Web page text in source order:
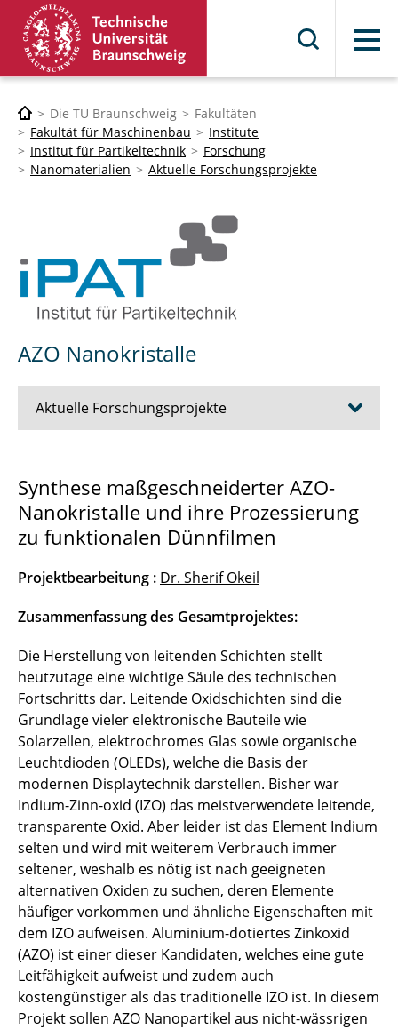
Menü
Die TU Braunschweig
Fakultäten
Fakultät für Maschinenbau
Institute
Institut für Partikeltechnik
Forschung
Nanomaterialien
Aktuelle Forschungsprojekte
AZO Nanokristalle
Aktuelle Forschungsprojekte
AZO Nanokristalle
BioNanoSPION
ESI-LIS
Gelelektrophorese – Teilprojekt des SPP 2045
Hartmagnetische Nanopartikel
Matrixadditive für den Faserverbundleichtbau
Nachhaltige Synthese und funktionale
Entwicklung biobasierter
Kohlenstoffmaterialien für
Energiespeichersysteme der nächsten
Generation
NaGa-PrinTOr
EVanBatter - Modifikation von
Kathodenmaterialien
Nanomaterialien zur Optimierung der
mechanischen Eigenschaften von
Naturfaserverbundwerkstoffen
Synthese maßgeschneiderter AZO-
Nanokristalle und ihre Prozessierung
zu funktionalen Dünnfilmen
Projektbearbeitung : Dr. Sherif Okeil
Zusammenfassung des Gesamtprojektes:
Die Herstellung von leitenden Schichten stellt
heutzutage eine wichtige Säule des technischen
Fortschritts dar. Leitende Oxidschichten sind die
Grundlage vieler elektronische Bauteile wie
Solarzellen, elektrochromes Glas sowie organische
Leuchtdioden (OLEDs), welche die Basis der
modernen Displaytechnik darstellen. Bisher war
Indium-Zinn-oxid (IZO) das meistverwendete leitende,
transparente Oxid. Aber leider ist das Element Indium
selten und wird mit weiterem Verbrauch immer
seltener, weshalb es nötig ist nach geeigneten
alternativen Oxiden zu suchen, deren Elemente
häufiger vorkommen und ähnliche Eigenschaften mit
dem IZO aufweisen. Aluminium-dotiertes Zinkoxid
(AZO) ist einer dieser Kandidaten, welches eine gute
Leitfähigkeit aufweist und zudem auch
kostengünstiger als das traditionelle IZO ist. In diesem
Projekt sollen AZO Nanopartikel aus nicht-wässrigen